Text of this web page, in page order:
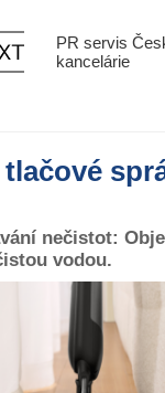
PR servis
kancelárie
nečistot:
vodou.